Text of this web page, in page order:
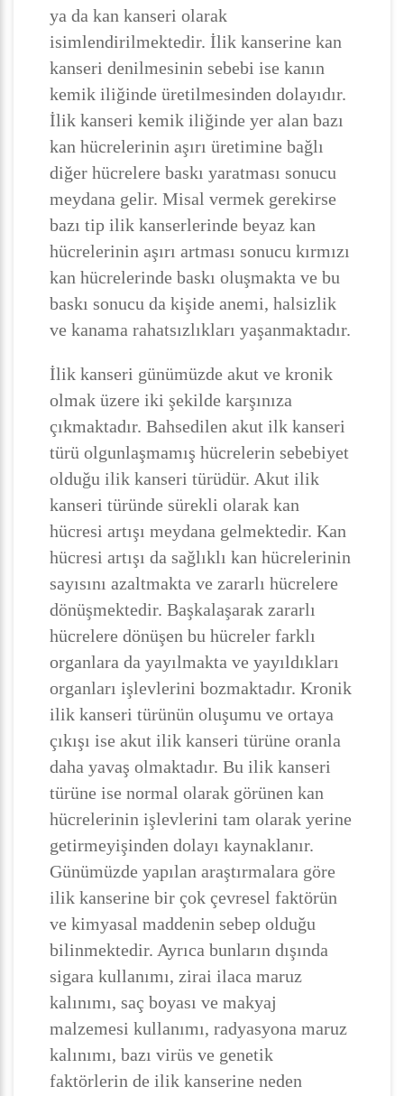
ya da kan kanseri olarak
isimlendirilmektedir. İlik kanserine kan
kanseri denilmesinin sebebi ise kanın
kemik iliğinde üretilmesinden dolayıdır.
İlik kanseri kemik iliğinde yer alan bazı
kan hücrelerinin aşırı üretimine bağlı
diğer hücrelere baskı yaratması sonucu
meydana gelir. Misal vermek gerekirse
bazı tip ilik kanserlerinde beyaz kan
hücrelerinin aşırı artması sonucu kırmızı
kan hücrelerinde baskı oluşmakta ve bu
baskı sonucu da kişide anemi, halsizlik
ve kanama rahatsızlıkları yaşanmaktadır.
İlik kanseri günümüzde akut ve kronik
olmak üzere iki şekilde karşınıza
çıkmaktadır. Bahsedilen akut ilk kanseri
türü olgunlaşmamış hücrelerin sebebiyet
olduğu ilik kanseri türüdür. Akut ilik
kanseri türünde sürekli olarak kan
hücresi artışı meydana gelmektedir. Kan
hücresi artışı da sağlıklı kan hücrelerinin
sayısını azaltmakta ve zararlı hücrelere
dönüşmektedir. Başkalaşarak zararlı
hücrelere dönüşen bu hücreler farklı
organlara da yayılmakta ve yayıldıkları
organları işlevlerini bozmaktadır. Kronik
ilik kanseri türünün oluşumu ve ortaya
çıkışı ise akut ilik kanseri türüne oranla
daha yavaş olmaktadır. Bu ilik kanseri
türüne ise normal olarak görünen kan
hücrelerinin işlevlerini tam olarak yerine
getirmeyişinden dolayı kaynaklanır.
Günümüzde yapılan araştırmalara göre
ilik kanserine bir çok çevresel faktörün
ve kimyasal maddenin sebep olduğu
bilinmektedir. Ayrıca bunların dışında
sigara kullanımı, zirai ilaca maruz
kalınımı, saç boyası ve makyaj
malzemesi kullanımı, radyasyona maruz
kalınımı, bazı virüs ve genetik
faktörlerin de ilik kanserine neden